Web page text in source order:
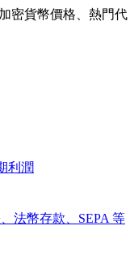
密貨幣價格、熱門代
利潤
法幣存款、SEPA 等